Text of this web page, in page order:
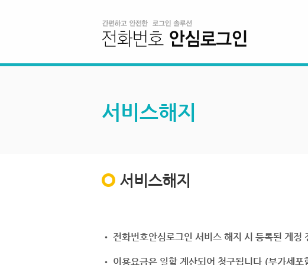
서비스해지
서비스해지
• 전화번호안심로그인 서비스 해지 시 등록된 계정
• 이용요금은 일할 계산되어 청구됩니다.(부가세